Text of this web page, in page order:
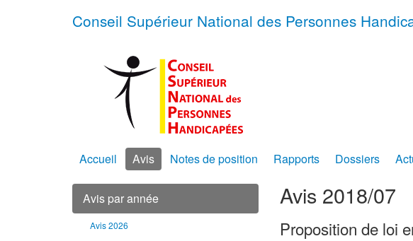
Conseil Supérieur National des Personnes
Accueil Avis Notes de position Rapports Dossiers
Avis par année
Avis 2026
Avis 2018/07
Proposition de loi